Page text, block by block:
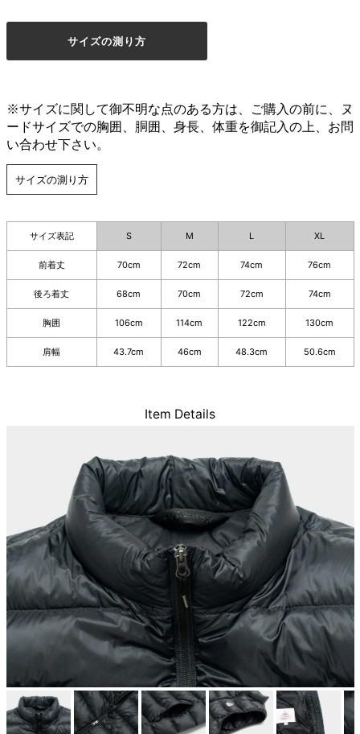
サイズの測り方
※サイズに関して御不明な点のある方は、ご購入の前に、ヌ
ードサイズでの胸囲、胴囲、身長、体重を御記入の上、お問
い合わせ下さい。
サイズの測り方
サイズ表記 S M L XL
前着丈 70cm 72cm 74cm 76cm
後ろ着丈 68cm 70cm 72cm 74cm
胸囲 106cm 114cm 122cm 130cm
肩幅 43.7cm 46cm 48.3cm 50.6cm
Item Details